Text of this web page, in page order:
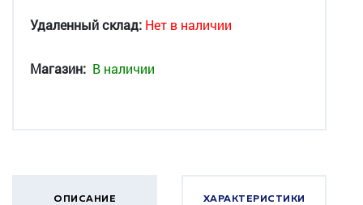
Удаленный склад: Нет в наличии
Магазин: В наличии
ОПИСАНИЕ ХАРАКТЕРИСТИКИ